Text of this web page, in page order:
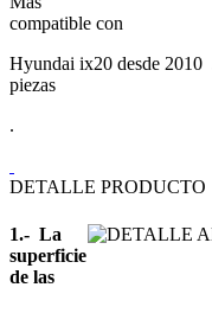
compatible con
Hyundai ix20 desde 2010
piezas
.
DETALLE PRODUCTO
1.- La
superficie
de las